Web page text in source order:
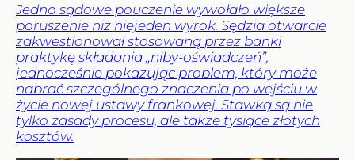
Jedno sądowe pouczenie wywołało większe
poruszenie niż niejeden wyrok. Sędzia otwarcie
zakwestionował stosowaną przez banki
praktykę składania „niby-oświadczeń”,
jednocześnie pokazując problem, który może
nabrać szczególnego znaczenia po wejściu w
życie nowej ustawy frankowej. Stawką są nie
tylko zasady procesu, ale także tysiące złotych
kosztów.